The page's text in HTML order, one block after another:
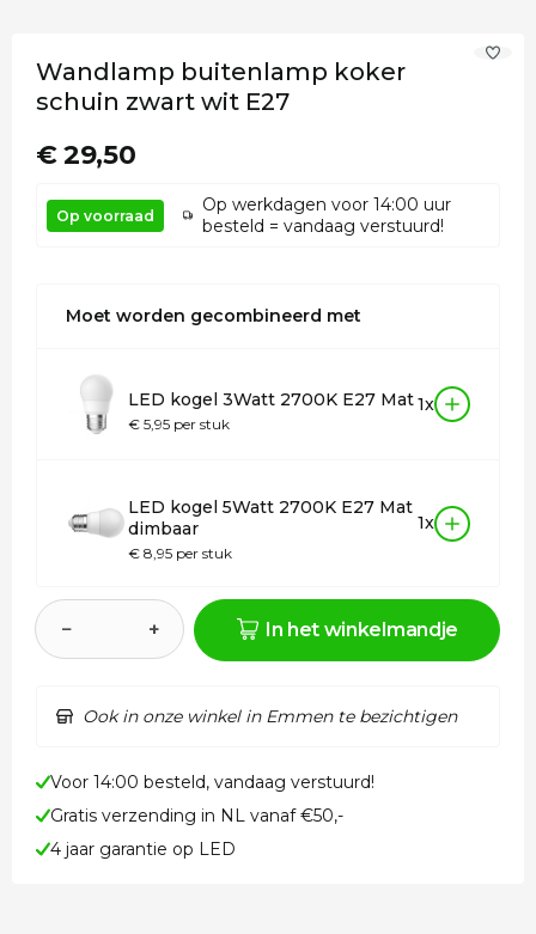
Wandlamp buitenlamp koker
schuin zwart wit E27
€ 29,50
Op voorraad
Op werkdagen voor 14:00 uur
besteld = vandaag verstuurd!
Moet worden gecombineerd met
LED kogel 3Watt 2700K E27 Mat
€ 5,95 per stuk
1x
LED kogel 5Watt 2700K E27 Mat
dimbaar
€ 8,95 per stuk
1x
− + In het winkelmandje
Ook in onze winkel in Emmen te bezichtigen
Voor 14:00 besteld, vandaag verstuurd!
Gratis verzending in NL vanaf €50,-
4 jaar garantie op LED